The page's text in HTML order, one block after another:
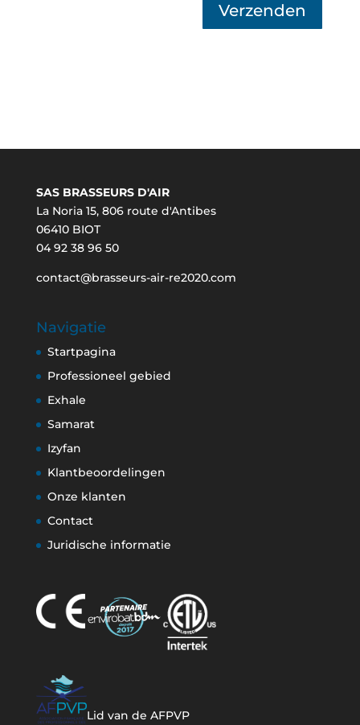
Verzenden
SAS BRASSEURS D'AIR
La Noria 15, 806 route d'Antibes
06410 BIOT
04 92 38 96 50
contact@brasseurs-air-re2020.com
Navigatie
Startpagina
Professioneel gebied
Exhale
Samarat
Izyfan
Klantbeoordelingen
Onze klanten
Contact
Juridische informatie
Lid van de AFPVP